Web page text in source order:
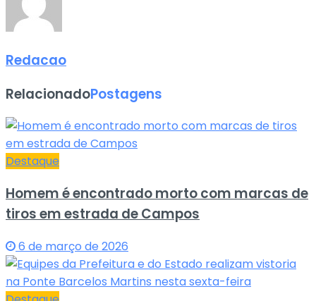
Redacao
RelacionadoPostagens
Destaque
Homem é encontrado morto com marcas de
tiros em estrada de Campos
6 de março de 2026